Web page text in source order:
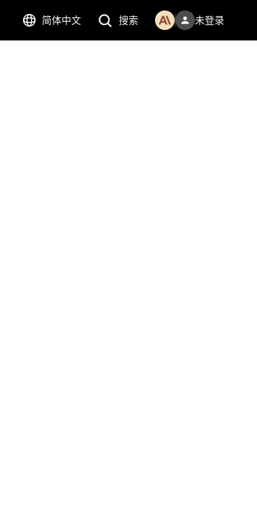
简体中文 搜索 未登录